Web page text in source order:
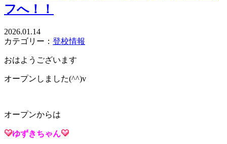
フへ！！
2026.01.14
カテゴリー： 登校情報
おはようございます
オープンしました(^^)v
オープンからは
ゆずきちゃん